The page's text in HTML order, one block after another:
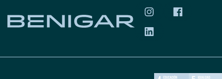
SÍGUENOS EN
SÍGUENOS
SÍGUENOS EN